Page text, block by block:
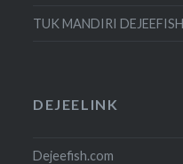
TUK MANDIRI DEJEEFISH
DEJEELINK
Dejeefish.com